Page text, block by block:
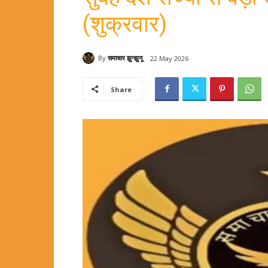
(शुक्रवार)
By समाचार झुन्झुनू 22 May 2026
Share